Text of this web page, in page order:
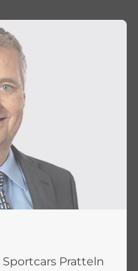
Sportcars Pratteln